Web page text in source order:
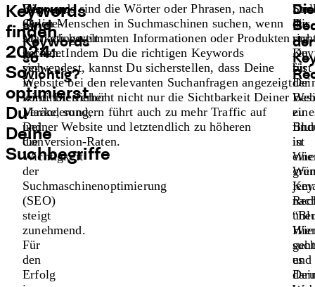
Keywords
finden
2024:
So
optimierst
Du
Deine
Suchbegriffe
Die
Online-
Marketingwelt
befindet
sich
in
kontinuierlicher
Veränderung,
und
die
Wichtigkeit
der
Suchmaschinenoptimierung
(SEO)
steigt
zunehmend.
Für
den
Erfolg
Warum
sind
Keywords
so
wichtig?
Keywords sind die Wörter oder Phrasen, nach
denen Menschen in Suchmaschinen suchen, wenn
sie nach bestimmten Informationen oder Produkten
suchen. Indem Du die richtigen Keywords
verwendest, kannst Du sicherstellen, dass Deine
Website bei den relevanten Suchanfragen angezeigt
wird. Dies erhöht nicht nur die Sichtbarkeit Deiner
Marke, sondern führt auch zu mehr Traffic auf
Deiner Website und letztendlich zu höheren
Conversion-Raten.
Dir
vor,
Du
bist
der
in
und
Die
der
Um
die
für
zu
ist
eine
geht
es